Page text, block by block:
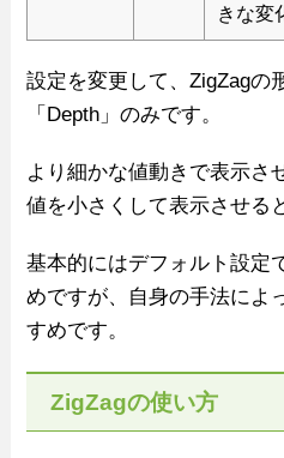
きな変
設定を変更して、ZigZagの
「Depth」のみです。
より細かな値動きで表示さ
値を小さくして表示させる
基本的にはデフォルト設定
めですが、自身の手法によ
すめです。
ZigZagの使い方